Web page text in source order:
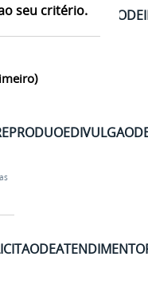
seu critério.